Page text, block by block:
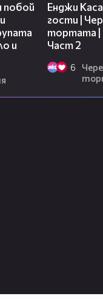
побой
и
Енджи
гости |
тортата |
Част 2
6